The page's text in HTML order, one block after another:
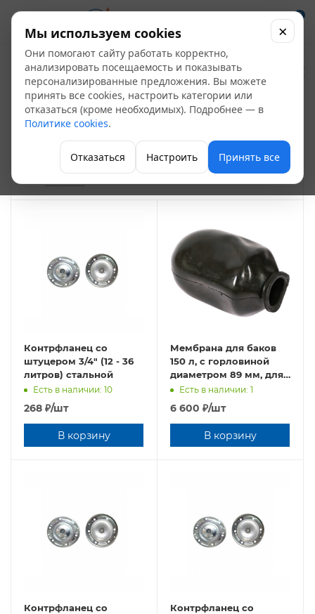
0
Аксессуары для
гидроаккумуляторов
14
Гидроаккумуляторы и аксессуары
Контрфланец со
штуцером 3/4" (12 - 36
литров) стальной
Есть в наличии: 10
268 ₽/шт
В корзину
Мембрана для баков
150 л, с горловиной
диаметром 89 мм, для
ХВСЕсть в наличии: 1
6 600 ₽/шт
В корзину
Контрфланец со
Контрфланец со
Мы используем cookies
Они помогают сайту работать корректно,
анализировать посещаемость и показывать
персонализированные предложения. Вы можете
принять все cookies, настроить категории или
отказаться (кроме необходимых). Подробнее — в
Политике cookies.
Отказаться Настроить Принять все
×